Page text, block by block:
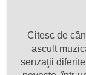
Citesc de
ascult
senzaţii